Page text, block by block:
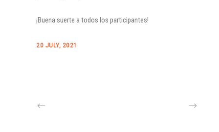
¡Buena suerte a todos los participantes!
20 JULY, 2021